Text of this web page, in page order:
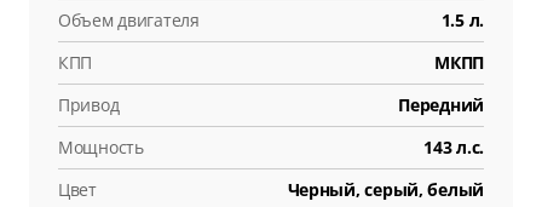
Объем двигателя
1.5 л.
КПП
МКПП
Привод
Передний
Мощность
143 л.с.
Цвет
Черный, серый, белый